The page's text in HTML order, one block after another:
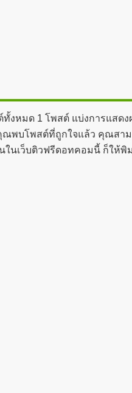
งหมด 1 โพสต์ แบ่งการแสด
พบโพสต์ที่ถูกใจแล้ว คุณสา
เว็บติวฟรีดอทคอมนี้ ก็ให้พิ